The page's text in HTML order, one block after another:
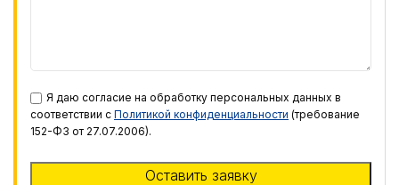
Я даю согласие на обработку персональных данных в
соответствии с Политикой конфиденциальности (требование
152-ФЗ от 27.07.2006).